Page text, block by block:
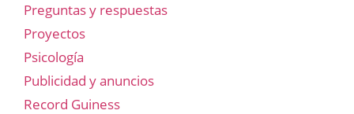
Preguntas y respuestas
Proyectos
Psicología
Publicidad y anuncios
Record Guiness